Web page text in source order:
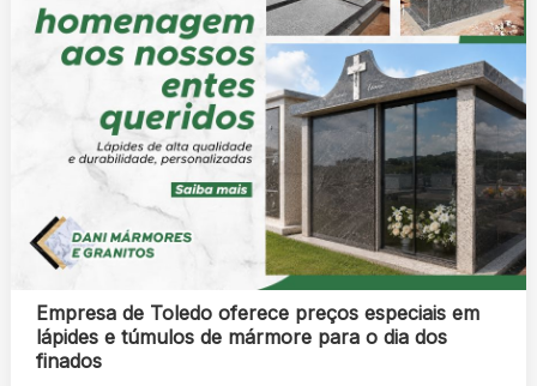
Empresa de Toledo oferece preços especiais em
lápides e túmulos de mármore para o dia dos
finados